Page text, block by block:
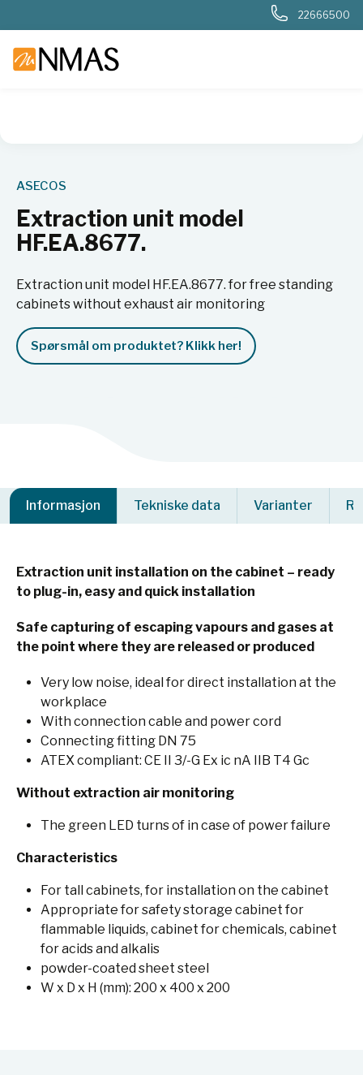
22666500
ASECOS
Extraction unit model
HF.EA.8677.
Extraction unit model HF.EA.8677. for free standing
cabinets without exhaust air monitoring
Spørsmål om produktet? Klikk her!
Informasjon Tekniske data Varianter
Extraction unit installation on the cabinet – ready
to plug-in, easy and quick installation
Safe capturing of escaping vapours and gases at
the point where they are released or produced
Very low noise, ideal for direct installation at the
workplace
With connection cable and power cord
Connecting fitting DN 75
ATEX compliant: CE II 3/-G Ex ic nA IIB T4 Gc
Without extraction air monitoring
The green LED turns of in case of power failure
Characteristics
For tall cabinets, for installation on the cabinet
Appropriate for safety storage cabinet for
flammable liquids, cabinet for chemicals, cabinet
for acids and alkalis
powder-coated sheet steel
W x D x H (mm): 200 x 400 x 200